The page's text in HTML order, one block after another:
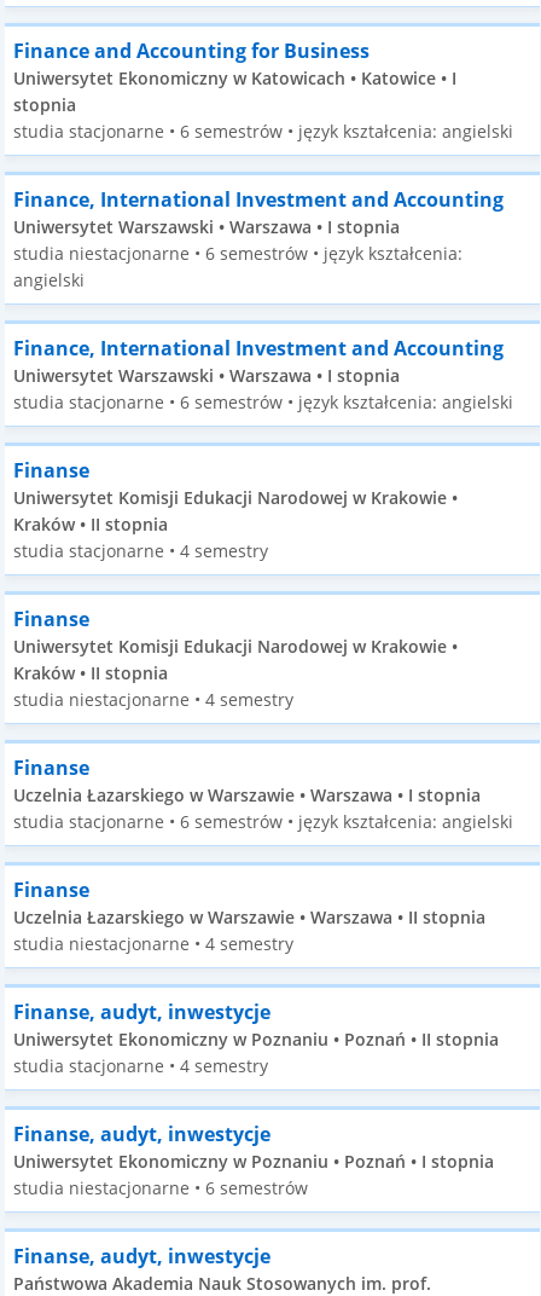
Finance and Accounting for Business
Uniwersytet Ekonomiczny w Katowicach • Katowice • I
stopnia
studia stacjonarne • 6 semestrów • język kształcenia: angielski
Finance, International Investment and Accounting
Uniwersytet Warszawski • Warszawa • I stopnia
studia niestacjonarne • 6 semestrów • język kształcenia:
angielski
Finance, International Investment and Accounting
Uniwersytet Warszawski • Warszawa • I stopnia
studia stacjonarne • 6 semestrów • język kształcenia: angielski
Finanse
Uniwersytet Komisji Edukacji Narodowej w Krakowie •
Kraków • II stopnia
studia stacjonarne • 4 semestry
Finanse
Uniwersytet Komisji Edukacji Narodowej w Krakowie •
Kraków • II stopnia
studia niestacjonarne • 4 semestry
Finanse
Uczelnia Łazarskiego w Warszawie • Warszawa • I stopnia
studia stacjonarne • 6 semestrów • język kształcenia: angielski
Finanse
Uczelnia Łazarskiego w Warszawie • Warszawa • II stopnia
studia niestacjonarne • 4 semestry
Finanse, audyt, inwestycje
Uniwersytet Ekonomiczny w Poznaniu • Poznań • II stopnia
studia stacjonarne • 4 semestry
Finanse, audyt, inwestycje
Uniwersytet Ekonomiczny w Poznaniu • Poznań • I stopnia
studia niestacjonarne • 6 semestrów
Finanse, audyt, inwestycje
Państwowa Akademia Nauk Stosowanych im. prof.